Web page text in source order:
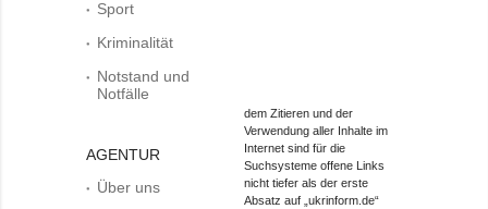
Sport
Kriminalität
Notstand und
Notfälle
AGENTUR
Über uns
dem Zitieren und der
Verwendung aller Inhalte im
Internet sind für die
Suchsysteme offene Links
nicht tiefer als der erste
Absatz auf „ukrinform.de“